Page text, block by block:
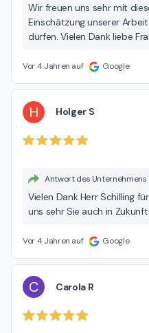
Wir freuen uns sehr mit
Einschätzung unserer
dürfen. Vielen Dank liebe
verfolgen, in einer sehr
Unterschied zu leben.
Vor 4 Jahren auf Google
H Holger S
Antwort des Unternehmens
Vielen Dank Herr Schilling
uns sehr Sie auch in
Vor 4 Jahren auf Google
C Carola R